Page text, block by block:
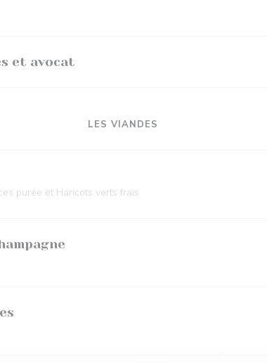
et avocat
LES VIANDES
purée et Haricots verts frais